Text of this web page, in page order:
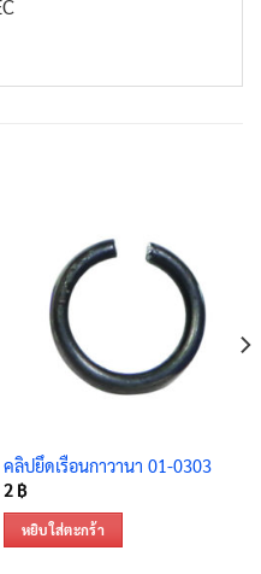
คลิปยึดเรือนกาวานา 01-0303
2 ฿
หยิบใส่ตะกร้า